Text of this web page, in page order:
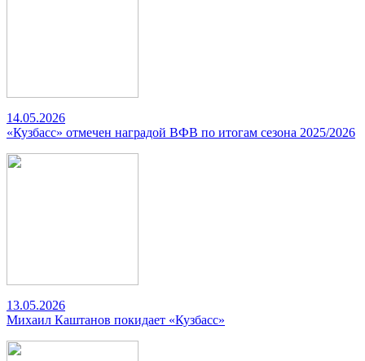
14.05.2026
«Кузбасс» отмечен наградой ВФВ по итогам сезона 2025/2026
13.05.2026
Михаил Каштанов покидает «Кузбасс»